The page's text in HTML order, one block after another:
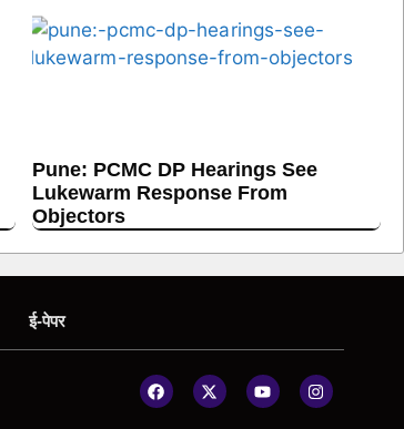
Pune: PCMC DP Hearings See
Lukewarm Response From
Objectors
ई-पेपर